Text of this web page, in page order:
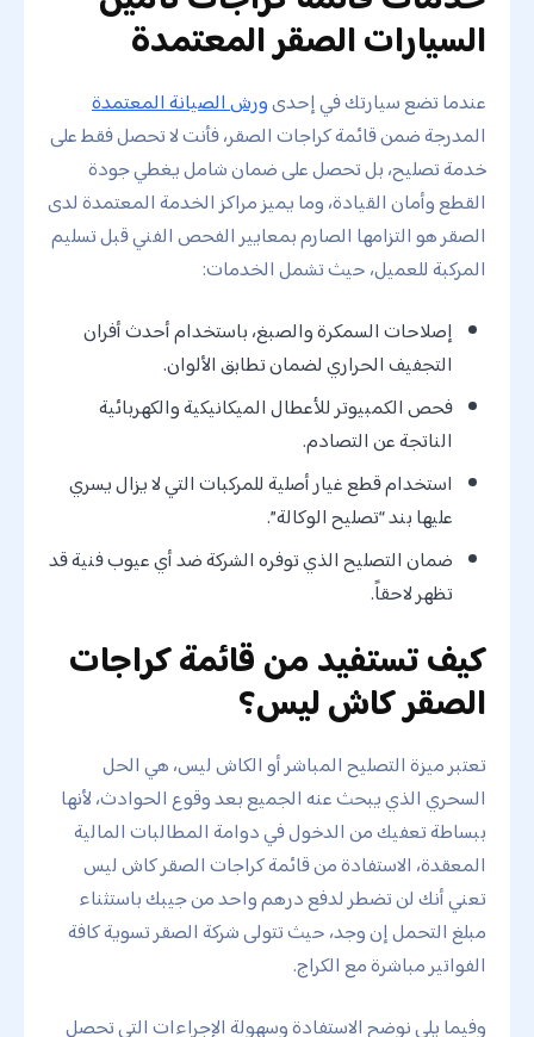
السيارات الصقر المعتمدة
عندما تضع سيارتك في إحدىورش الصيانة المعتمدة
المدرجة ضمن قائمة كراجات الصقر، فأنت لا تحصل فقط على
خدمة تصليح، بل تحصل على ضمان شامل يغطي جودة
القطع وأمان القيادة، وما يميز مراكز الخدمة المعتمدة لدى
الصقر هو التزامها الصارم بمعايير الفحص الفني قبل تسليم
المركبة للعميل، حيث تشمل الخدمات:
إصلاحات السمكرة والصبغ، باستخدام أحدث أفران
التجفيف الحراري لضمان تطابق الألوان.
فحص الكمبيوتر للأعطال الميكانيكية والكهربائية
الناتجة عن التصادم.
استخدام قطع غيار أصلية للمركبات التي لا يزال يسري
عليها بند “تصليح الوكالة”.
ضمان التصليح الذي توفره الشركة ضد أي عيوب فنية قد
تظهر لاحقاً.
كيف تستفيد من قائمة كراجات
الصقر كاش ليس؟
تعتبر ميزة التصليح المباشر أو الكاش ليس، هي الحل
السحري الذي يبحث عنه الجميع بعد وقوع الحوادث، لأنها
ببساطة تعفيك من الدخول في دوامة المطالبات المالية
المعقدة، الاستفادة من قائمة كراجات الصقر كاش ليس
تعني أنك لن تضطر لدفع درهم واحد من جيبك باستثناء
مبلغ التحمل إن وجد، حيث تتولى شركة الصقر تسوية كافة
الفواتير مباشرة مع الكراج.
وفيما يلي نوضح الاستفادة وسهولة الإجراءات التي تحصل